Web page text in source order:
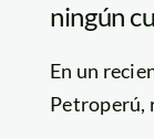
ningún
En un
Petroperú,